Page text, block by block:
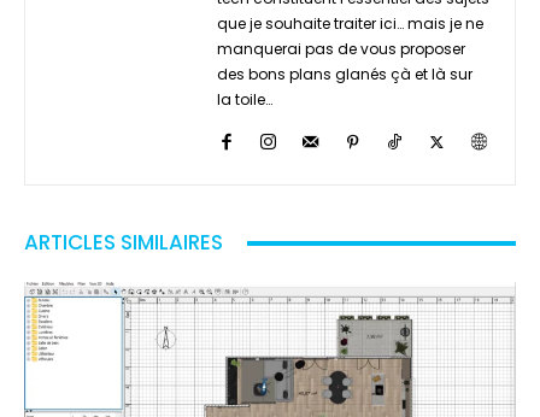
que je souhaite traiter ici… mais je ne
manquerai pas de vous proposer
des bons plans glanés çà et là sur
la toile…
ARTICLES SIMILAIRES